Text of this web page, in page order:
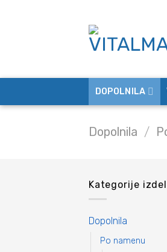
DOPOLNILA
Dopolnila /
Kategorije
Dopolnila
Po namenu